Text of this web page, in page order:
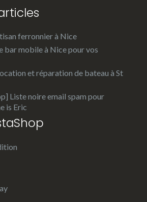
ferronnier à Nice
bar mobile à Nice pour vos
et réparation de bateau à St
Liste noire email spam pour
is Eric